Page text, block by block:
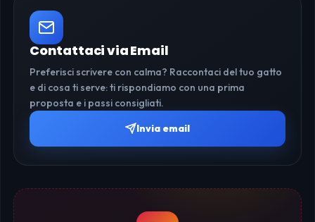
Contattaci via Email
Preferisci scrivere con calma? Raccontaci del tuo gatto
e di cosa ti serve: ti rispondiamo con una prima
proposta e i passi consigliati.
Invia email